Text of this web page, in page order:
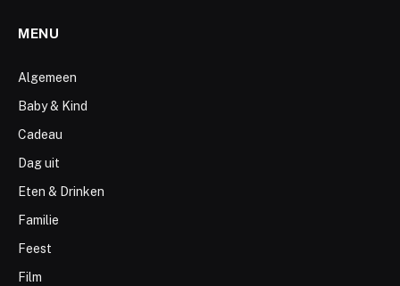
MENU
Algemeen
Baby & Kind
Cadeau
Dag uit
Eten & Drinken
Familie
Feest
Film